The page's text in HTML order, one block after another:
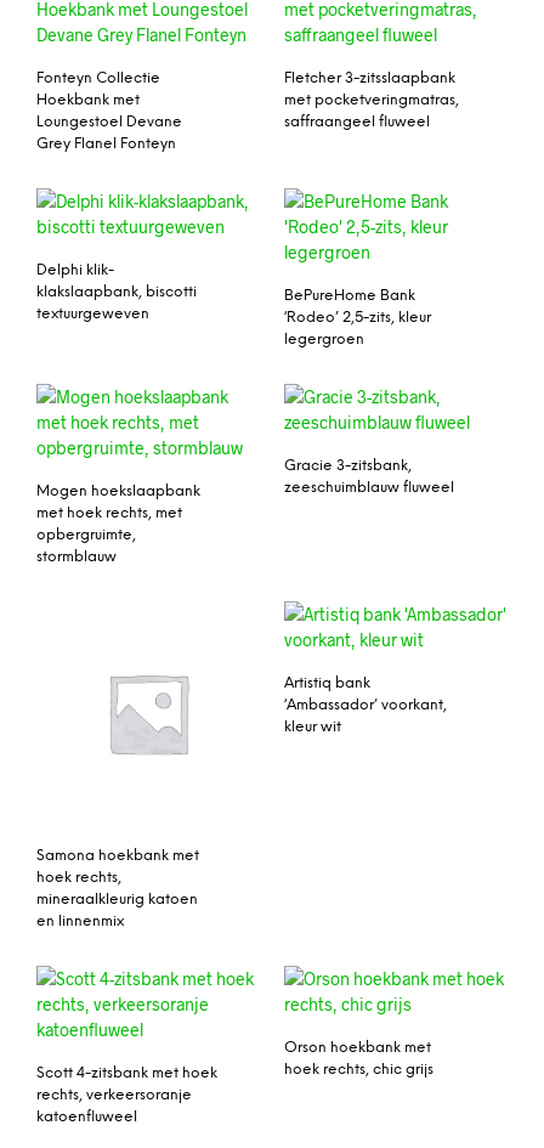
Fonteyn Collectie
Hoekbank met
Loungestoel Devane
Grey Flanel Fonteyn
Fletcher 3-zitsslaapbank
met pocketveringmatras,
saffraangeel fluweel
Delphi klik-
klakslaapbank, biscotti
textuurgeweven
BePureHome Bank
‘Rodeo’ 2,5-zits, kleur
legergroen
Mogen hoekslaapbank
met hoek rechts, met
opbergruimte,
stormblauw
Gracie 3-zitsbank,
zeeschuimblauw fluweel
Samona hoekbank met
hoek rechts,
mineraalkleurig katoen
en linnenmix
Artistiq bank
‘Ambassador’ voorkant,
kleur wit
Scott 4-zitsbank met hoek
rechts, verkeersoranje
katoenfluweel
Orson hoekbank met
hoek rechts, chic grijs